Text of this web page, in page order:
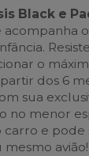
Black e
acompanha
o
dos 6
sua
no menor
carro e
avião!